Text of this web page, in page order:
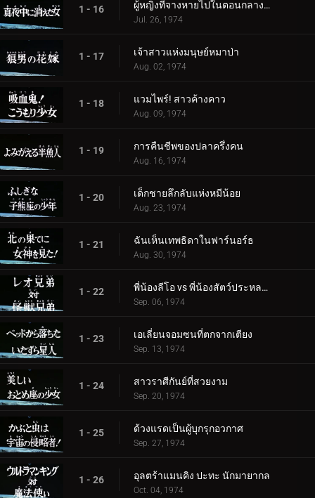
1 - 16 ผู้หญิงที่จางหายไปในตอนกลางคืน
Jul. 26, 1974
1 - 17 เจ้าสาวแห่งมนุษย์หมาป่า
Aug. 02, 1974
1 - 18 แวมไพร์! สาวค้างคาว
Aug. 09, 1974
1 - 19 การคืนชีพของปลาครึ่งคน
Aug. 16, 1974
1 - 20 เด็กชายลึกลับแห่งหมีน้อย
Aug. 23, 1974
1 - 21 ฉันเห็นเทพธิดาในฟาร์นอร์ธ
Aug. 30, 1974
1 - 22 พี่น้องลีโอ vs พี่น้องสัตว์ประหลาด
Sep. 06, 1974
1 - 23 เอเลี่ยนจอมซนที่ตกจากเตียง
Sep. 13, 1974
1 - 24 สาวราศีกันย์ที่สวยงาม
Sep. 20, 1974
1 - 25 ด้วงแรดเป็นผู้บุกรุกอวกาศ
Sep. 27, 1974
1 - 26 อุลตร้าแมนคิง ปะทะ นักมายากล
Oct. 04, 1974